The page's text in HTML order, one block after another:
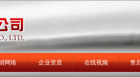
网络 企业资质 在线视频 售